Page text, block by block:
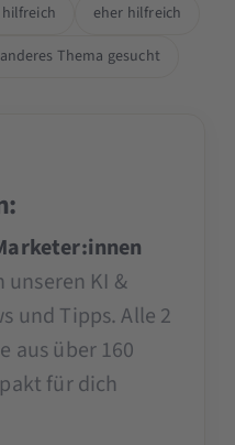
eher hilfreich
Thema gesucht
KI &
und Tipps. Alle 2
aus über 160
für dich